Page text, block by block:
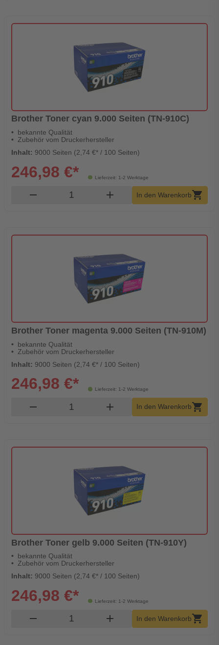
Brother Toner cyan 9.000 Seiten (TN-910C)
bekannte Qualität
Zubehör vom Druckerhersteller
Inhalt: 9000 Seiten (2,74 €* / 100 Seiten)
Lieferzeit: 1-2 Werktage
246,98 €*
remove Produkt Warenkorb Menge
add In den Warenkorbshopping_cart
Brother Toner magenta 9.000 Seiten (TN-910M)
bekannte Qualität
Zubehör vom Druckerhersteller
Inhalt: 9000 Seiten (2,74 €* / 100 Seiten)
Lieferzeit: 1-2 Werktage
246,98 €*
remove Produkt Warenkorb Menge
add In den Warenkorbshopping_cart
Brother Toner gelb 9.000 Seiten (TN-910Y)
bekannte Qualität
Zubehör vom Druckerhersteller
Inhalt: 9000 Seiten (2,74 €* / 100 Seiten)
Lieferzeit: 1-2 Werktage
246,98 €*
remove Produkt Warenkorb Menge
add In den Warenkorb shopping_cart